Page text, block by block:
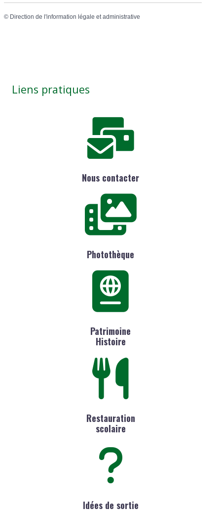
© Direction de l'information légale et administrative
Liens pratiques
Nous contacter
Photothèque
Patrimoine
Histoire
Restauration
scolaire
Idées de sortie